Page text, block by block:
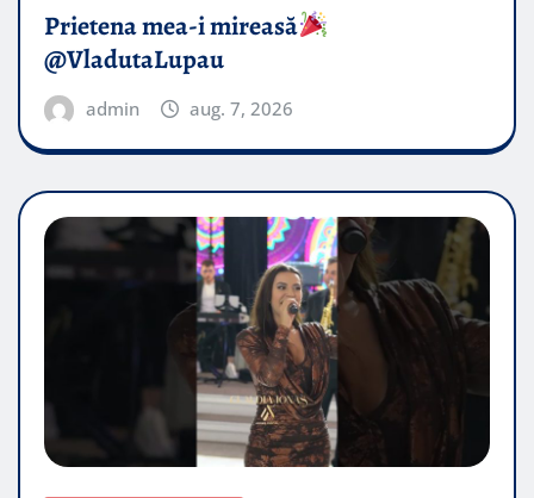
Prietena mea-i mireasă​
@VladutaLupau
admin aug. 7, 2026